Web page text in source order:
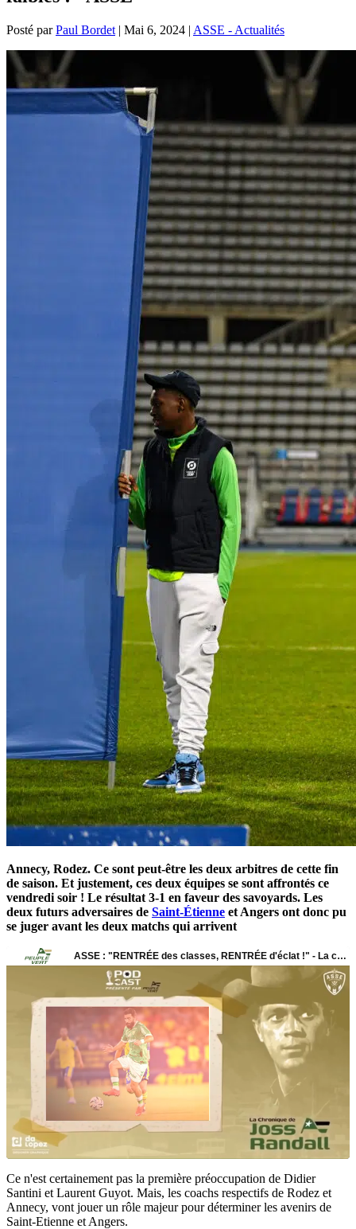
Posté parPaul Bordet | Mai 6, 2024 | ASSE - Actualités
Annecy, Rodez. Ce sont peut-être les deux arbitres de cette fin
de saison. Et justement, ces deux équipes se sont affrontés ce
vendredi soir ! Le résultat 3-1 en faveur des savoyards. Les
deux futurs adversaires de Saint-Étienne et Angers ont donc pu
se juger avant les deux matchs qui arrivent
Ce n'est certainement pas la première préoccupation de Didier
Santini et Laurent Guyot. Mais, les coachs respectifs de Rodez et
Annecy, vont jouer un rôle majeur pour déterminer les avenirs de
Saint-Etienne et Angers.